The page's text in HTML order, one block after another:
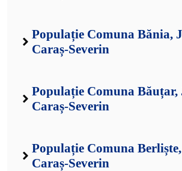
Populație Comuna Bănia,
Caraș-Severin
Populație Comuna Băuțar,
Caraș-Severin
Populație Comuna
Caraș-Severin